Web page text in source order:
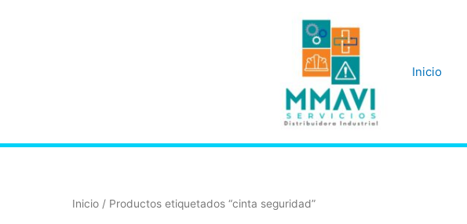
Inicio
Inicio / Productos etiquetados “cinta seguridad”